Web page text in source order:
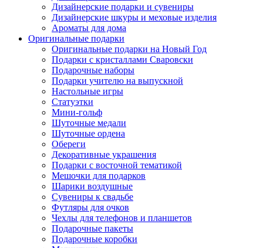
Дизайнерские подарки и сувениры
Дизайнерские шкуры и меховые изделия
Ароматы для дома
Оригинальные подарки
Оригинальные подарки на Новый Год
Подарки с кристаллами Сваровски
Подарочные наборы
Подарки учителю на выпускной
Настольные игры
Статуэтки
Мини-гольф
Шуточные медали
Шуточные ордена
Обереги
Декоративные украшения
Подарки с восточной тематикой
Мешочки для подарков
Шарики воздушные
Сувениры к свадьбе
Футляры для очков
Чехлы для телефонов и планшетов
Подарочные пакеты
Подарочные коробки